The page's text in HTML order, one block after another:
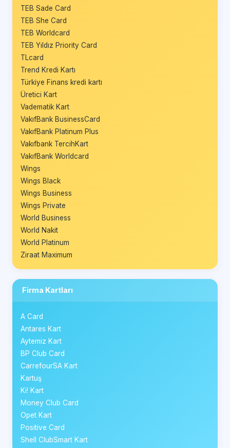
TEB Sade Card
TEB She Card
TEB Worldcard
TEB Yıldız Priority Card
TLcard
Trend Kredi Kartı
Türkiye Finans kredi kartı
Üretici Kart
Vadematik Kart
VakıfBank BusinessCard
VakıfBank Platinum Plus
Vakıfbank TercihKart
VakıfBank Worldcard
Wings
Wings Black
Wings Business
Wings Private
World Business
World Nakit
World Platinum
Ziraat Maximum
Firma Kartları
A Card
Antares Kart
Aytemiz Kart
BP Club Card
CarrefourSA Kart
Kartuş
Ki! Kart
Money Club Card
Opet Kart
Positive Card
Shell ClubSmart Kart